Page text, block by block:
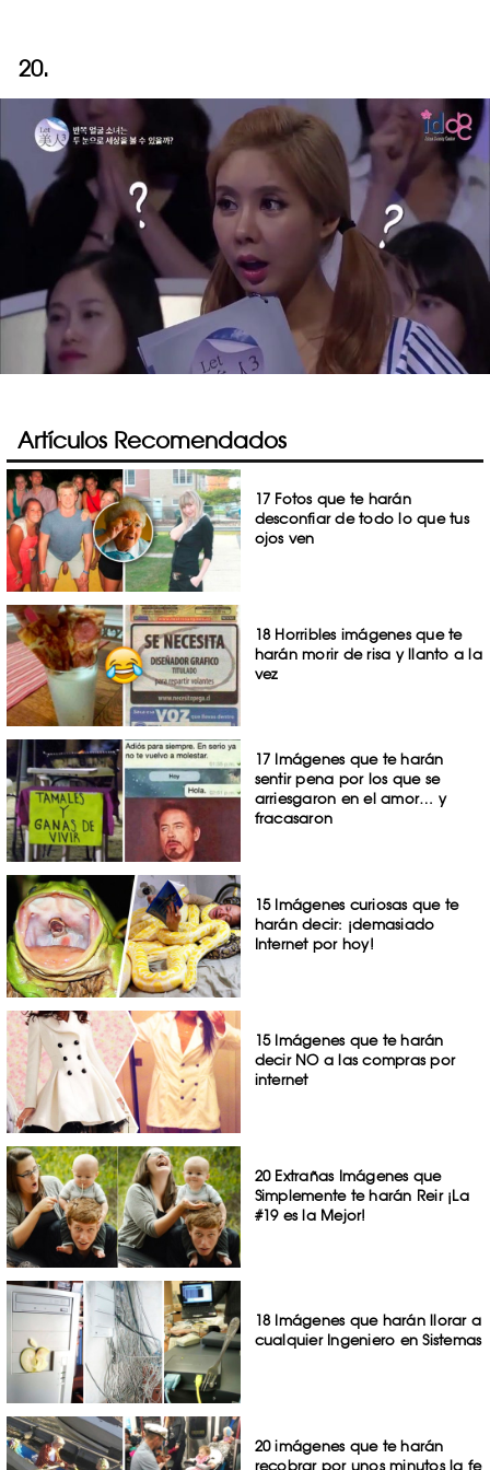
20.
Artículos Recomendados
17 Fotos que te harán
desconfiar de todo lo que tus
ojos ven
18 Horribles imágenes que te
harán morir de risa y llanto a la
vez
17 Imágenes que te harán
sentir pena por los que se
arriesgaron en el amor… y
fracasaron
15 Imágenes curiosas que te
harán decir: ¡demasiado
Internet por hoy!
15 Imágenes que te harán
decir NO a las compras por
internet
20 Extrañas Imágenes que
Simplemente te harán Reir ¡La
#19 es la Mejor!
18 Imágenes que harán llorar a
cualquier Ingeniero en Sistemas
20 imágenes que te harán
recobrar por unos minutos la fe